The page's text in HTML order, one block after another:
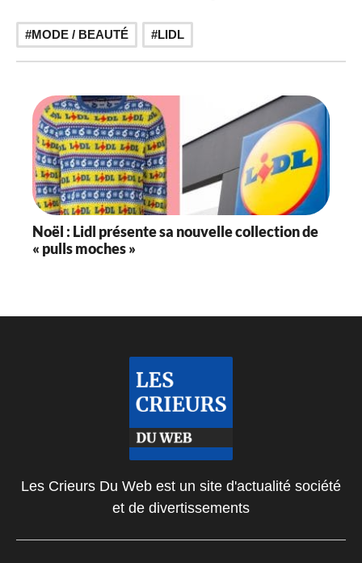
MODE / BEAUTÉ LIDL
Noël : Lidl présente sa nouvelle collection de
« pulls moches »
Les Crieurs Du Web est un site d'actualité société
et de divertissements